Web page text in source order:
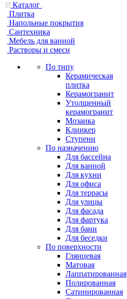
Каталог
Плитка
Напольные покрытия
Сантехника
Мебель для ванной
Растворы и смеси
По типу
Керамическая
плитка
Керамогранит
Утолщенный
керамогранит
Мозаика
Клинкер
Ступени
По назначению
Для бассейна
Для ванной
Для кухни
Для офиса
Для террасы
Для улицы
Для фасада
Для фартука
Для бани
Для беседки
По поверхности
Глянцевая
Матовая
Лаппатированная
Полированная
Сатинированная